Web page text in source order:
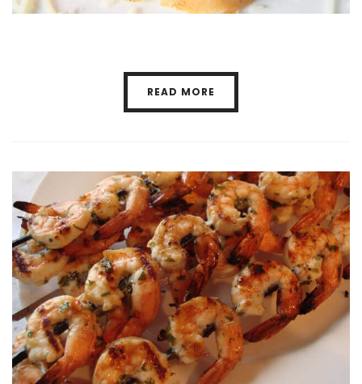
READ MORE